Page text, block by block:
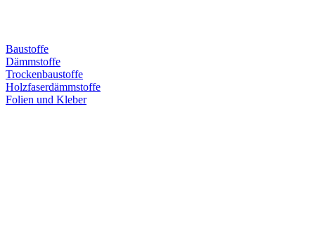
Baustoffe
Dämmstoffe
Trockenbaustoffe
Holzfaserdämmstoffe
Folien und Kleber